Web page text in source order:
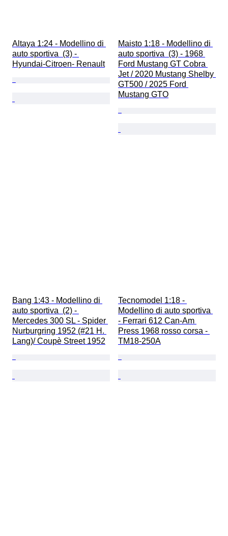
Altaya 1:24 - Modellino di
auto sportiva  (3) -
Hyundai-Citroen- Renault
Maisto 1:18 - Modellino di
auto sportiva  (3) - 1968
Ford Mustang GT Cobra
Jet / 2020 Mustang Shelby
GT500 / 2025 Ford
Mustang GTO
Bang 1:43 - Modellino di
auto sportiva  (2) -
Mercedes 300 SL - Spider
Nurburgring 1952 (#21 H.
Lang)/ Coupè Street 1952
Tecnomodel 1:18 -
Modellino di auto sportiva
- Ferrari 612 Can-Am
Press 1968 rosso corsa -
TM18-250A